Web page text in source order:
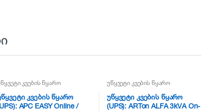
კვების წყარო
კვების წყარო
APC EASY Online /
უწყვეტი კვების წყარო
უწყვეტი კვების წყარო
(UPS): ARTon ALFA 3kVA On-